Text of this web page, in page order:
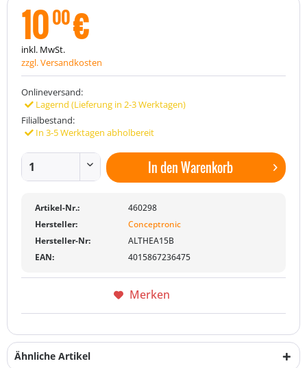
1000€
inkl. MwSt.
zzgl. Versandkosten
Onlineversand:
Lagernd (Lieferung in 2-3 Werktagen)
Filialbestand:
In 3-5 Werktagen abholbereit
In denWarenkorb
Artikel-Nr.:
460298
Hersteller:
Conceptronic
Hersteller-Nr:
ALTHEA15B
EAN:
4015867236475
Merken
Ähnliche Artikel